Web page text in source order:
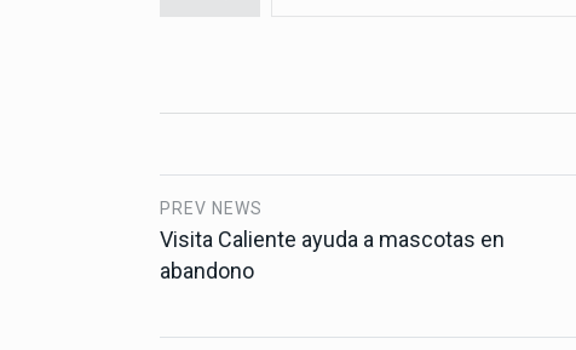
PREV NEWS
Visita Caliente ayuda a mascotas en
abandono